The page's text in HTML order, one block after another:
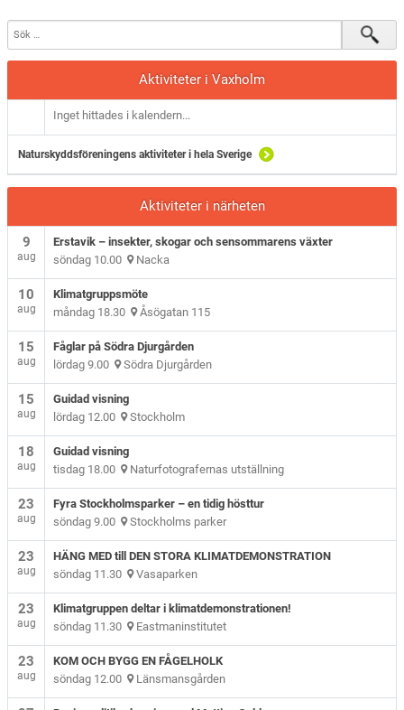
Aktiviteter i Vaxholm
Inget hittades i kalendern...
Naturskyddsföreningens aktiviteter i hela Sverige
Aktiviteter i närheten
9
aug
Erstavik – insekter, skogar och sensommarens växter
söndag 10.00 Nacka
10
aug
Klimatgruppsmöte
måndag 18.30 Åsögatan 115
15
aug
Fåglar på Södra Djurgården
lördag 9.00 Södra Djurgården
15
aug
Guidad visning
lördag 12.00 Stockholm
18
aug
Guidad visning
tisdag 18.00 Naturfotografernas utställning
23
aug
Fyra Stockholmsparker – en tidig hösttur
söndag 9.00 Stockholms parker
23
aug
HÄNG MED till DEN STORA KLIMATDEMONSTRATION
söndag 11.30 Vasaparken
23
aug
Klimatgruppen deltar i klimatdemonstrationen!
söndag 11.30 Eastmaninstitutet
23
aug
KOM OCH BYGG EN FÅGELHOLK
söndag 12.00 Länsmansgården